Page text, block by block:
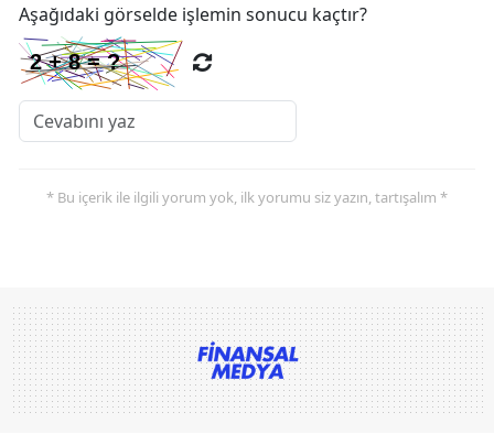
Aşağıdaki görselde işlemin sonucu kaçtır?
* Bu içerik ile ilgili yorum yok, ilk yorumu siz yazın, tartışalım *